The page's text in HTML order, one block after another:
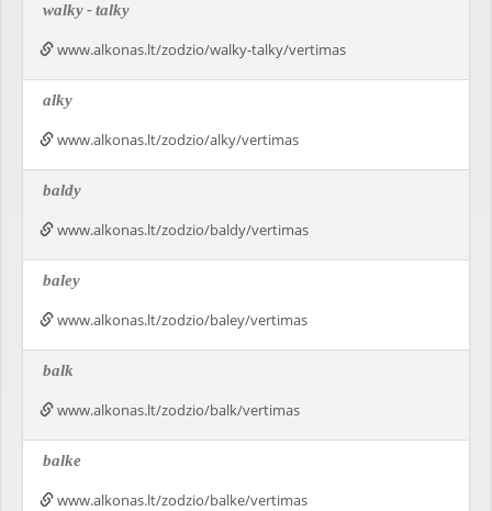
walky-talky
www.alkonas.lt/zodzio/walky-talky/vertimas
alky
www.alkonas.lt/zodzio/alky/vertimas
baldy
www.alkonas.lt/zodzio/baldy/vertimas
baley
www.alkonas.lt/zodzio/baley/vertimas
balk
www.alkonas.lt/zodzio/balk/vertimas
balke
www.alkonas.lt/zodzio/balke/vertimas